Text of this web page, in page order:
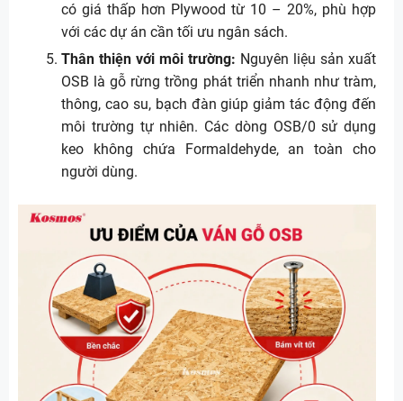
có giá thấp hơn Plywood từ 10 – 20%, phù hợp
với các dự án cần tối ưu ngân sách.
Thân thiện với môi trường: Nguyên liệu sản xuất
OSB là gỗ rừng trồng phát triển nhanh như tràm,
thông, cao su, bạch đàn giúp giảm tác động đến
môi trường tự nhiên. Các dòng OSB/0 sử dụng
keo không chứa Formaldehyde, an toàn cho
người dùng.